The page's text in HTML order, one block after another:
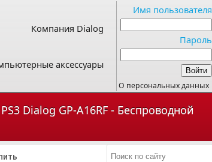
Компания Dialog
аксессуары
Имя пользователя
Пароль
О персональных данных
Dialog GP-A16RF - Беспроводной